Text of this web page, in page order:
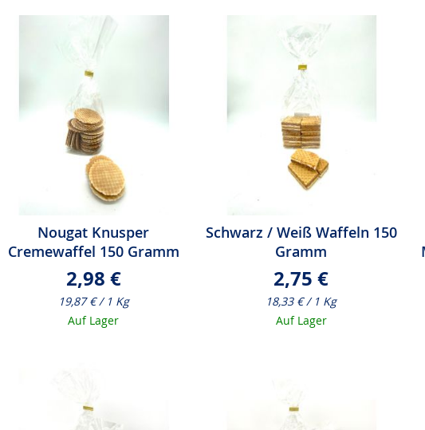
Nougat Knusper
Cremewaffel 150 Gramm
2,98 €
19,87 € / 1 Kg
Auf Lager
Schwarz / Weiß Waffeln 150
Gramm
2,75 €
18,33 € / 1 Kg
Auf Lager